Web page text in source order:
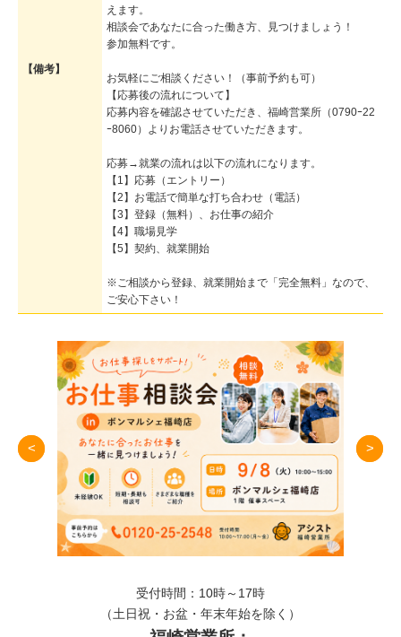
【備考】
えます。
相談会であなたに合った働き方、見つけましょう！
参加無料です。
お気軽にご相談ください！（事前予約も可）
【応募後の流れについて】
応募内容を確認させていただき、福崎営業所（0790ｰ22
ｰ8060）よりお電話させていただきます。
応募→就業の流れは以下の流れになります。
【1】応募（エントリー）
【2】お電話で簡単な打ち合わせ（電話）
【3】登録（無料）、お仕事の紹介
【4】職場見学
【5】契約、就業開始
※ご相談から登録、就業開始まで「完全無料」なので、
ご安心下さい！
Pre
Nex
受付時間：10時～17時
（土日祝・お盆・年末年始を除く）